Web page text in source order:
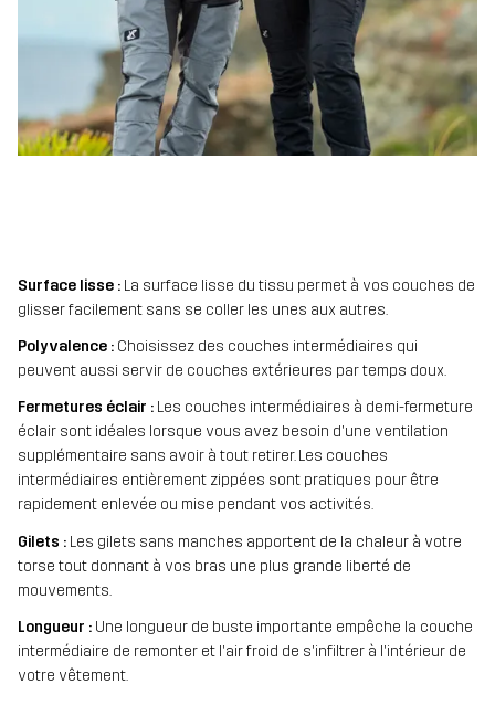
Surface lisse : La surface lisse du tissu permet à vos couches de
glisser facilement sans se coller les unes aux autres.
Polyvalence : Choisissez des couches intermédiaires qui
peuvent aussi servir de couches extérieures par temps doux.
Fermetures éclair : Les couches intermédiaires à demi-fermeture
éclair sont idéales lorsque vous avez besoin d'une ventilation
supplémentaire sans avoir à tout retirer. Les couches
intermédiaires entièrement zippées sont pratiques pour être
rapidement enlevée ou mise pendant vos activités.
Gilets : Les gilets sans manches apportent de la chaleur à votre
torse tout donnant à vos bras une plus grande liberté de
mouvements.
Longueur : Une longueur de buste importante empêche la couche
intermédiaire de remonter et l'air froid de s'infiltrer à l'intérieur de
votre vêtement.